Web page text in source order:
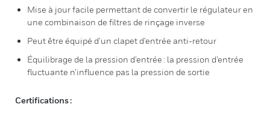
Mise à jour facile permettant de convertir le régulateur en
une combinaison de filtres de rinçage inverse
Peut être équipé d’un clapet d’entrée anti-retour
Équilibrage de la pression d’entrée : la pression d’entrée
fluctuante n’influence pas la pression de sortie
Certifications :